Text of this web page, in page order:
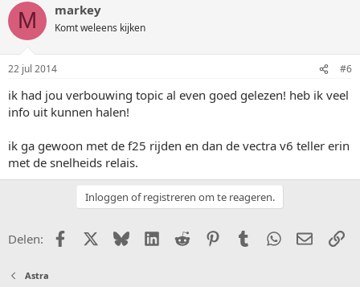
M markey
Komt weleens kijken
22 jul 2014 #6
ik had jou verbouwing topic al even goed gelezen! heb ik veel
info uit kunnen halen!
ik ga gewoon met de f25 rijden en dan de vectra v6 teller erin
met de snelheids relais.
Inloggen of registreren om te reageren.
Delen: FacebookX (Twitter)
BlueskyLinkedIn
Reddit PinterestTumblr WhatsApp
E-mail
Astra